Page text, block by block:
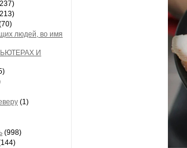
людей, во имя
И
(1)
(998)